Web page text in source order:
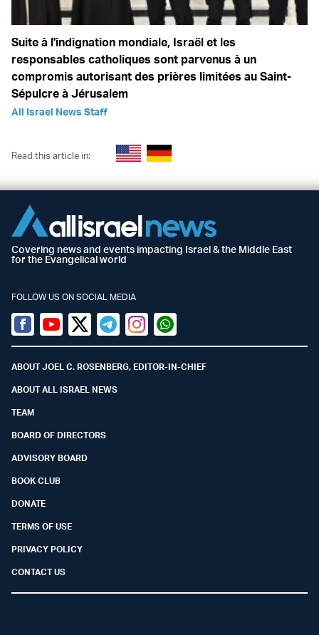
Suite à l'indignation mondiale, Israël et les
responsables catholiques sont parvenus à un
compromis autorisant des prières limitées au Saint-
Sépulcre à Jérusalem
All Israel News Staff
Read this article in:
Covering news and events impacting Israel & the Middle East
for the Evangelical world
FOLLOW US ON SOCIAL MEDIA
Facebook
YoutubeTwitter (X)
TelegramInstagramWhatsapp
ABOUT JOEL C. ROSENBERG, EDITOR-IN-CHIEF
ABOUT ALL ISRAEL NEWS
TEAM
BOARD OF DIRECTORS
ADVISORY BOARD
BOOK CLUB
DONATE
TERMS OF USE
PRIVACY POLICY
CONTACT US